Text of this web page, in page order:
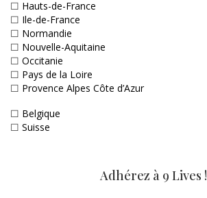
☐ Hauts-de-France
☐ Ile-de-France
☐ Normandie
☐ Nouvelle-Aquitaine
☐ Occitanie
☐ Pays de la Loire
☐ Provence Alpes Côte d’Azur
☐ Belgique
☐ Suisse
Adhérez à 9 Lives !